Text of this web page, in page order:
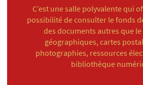
C’est une salle polyvalente qui
possibilité de consulter le fonds
des documents autres que le
géographiques, cartes
photographies, ressources
bibliothèque